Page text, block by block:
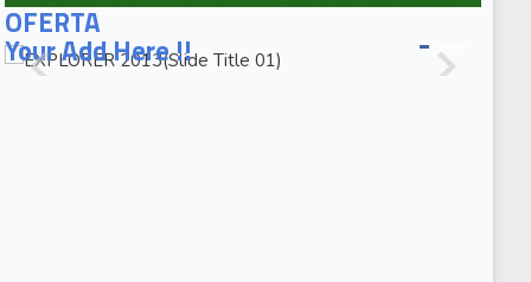
OFERTA
EXPLORER
2013(Slide